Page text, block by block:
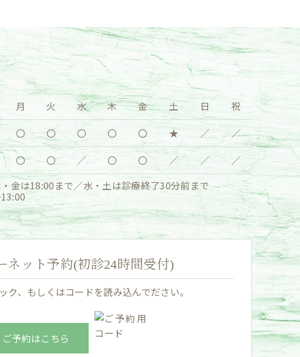
月 火 水 木 金 土 日
祝
〇 〇 〇 〇 〇 ★ ／
／
〇 〇 ／ 〇 〇 ／ ／
／
金は18:00まで／水・土は診療終了30分前まで
ネット予約(初診24時間受付)
ク、もしくはコードを読み込んでださい。
ご予約はこちら